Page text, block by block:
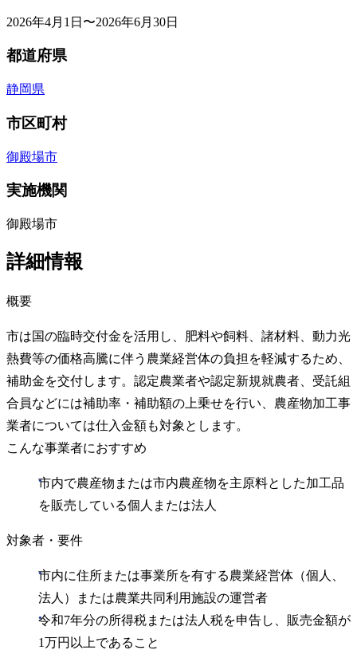
2026年4月1日〜2026年6月30日
都道府県
静岡県
市区町村
御殿場市
実施機関
御殿場市
詳細情報
概要
市は国の臨時交付金を活用し、肥料や飼料、諸材料、動力光
熱費等の価格高騰に伴う農業経営体の負担を軽減するため、
補助金を交付します。認定農業者や認定新規就農者、受託組
合員などには補助率・補助額の上乗せを行い、農産物加工事
業者については仕入金額も対象とします。
こんな事業者におすすめ
市内で農産物または市内農産物を主原料とした加工品
を販売している個人または法人
対象者・要件
市内に住所または事業所を有する農業経営体（個人、
法人）または農業共同利用施設の運営者
令和7年分の所得税または法人税を申告し、販売金額が
1万円以上であること